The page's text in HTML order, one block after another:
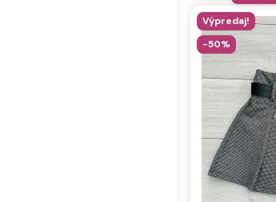
Výpredaj!
-50%